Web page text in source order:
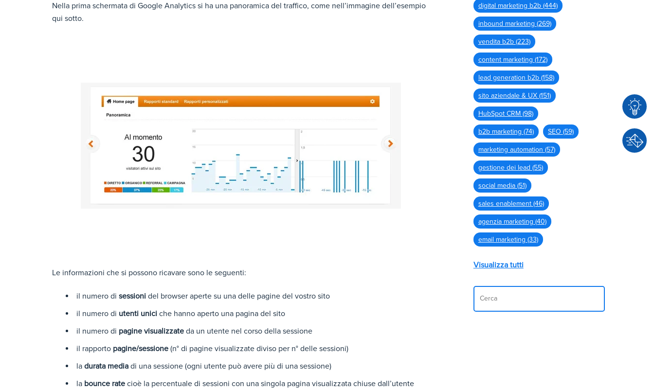
C
o
Nella prima schermata di Google Analytics si ha una panoramica del traffico, come nell’immagine dell’esempio
qui sotto.
Le informazioni che si possono ricavare sono le seguenti:
il numero di sessioni del browser aperte su una delle pagine del vostro sito
il numero di utenti unici che hanno aperto una pagina del sito
il numero di pagine visualizzate da un utente nel corso della sessione
il rapporto pagine/sessione (n° di pagine visualizzate diviso per n° delle sessioni)
la durata media di una sessione (ogni utente può avere più di una sessione)
la bounce rate cioè la percentuale di sessioni con una singola pagina visualizzata chiuse dall’utente
digital marketing b2b (444)
inbound marketing (269)
vendita b2b (223)
content marketing (172)
lead generation b2b (158)
sito aziendale & UX (151)
HubSpot CRM (98)
b2b marketing (74) SEO (59)
marketing automation (57)
gestione dei lead (55)
social media (51)
sales enablement (46)
agenzia marketing (40)
email marketing (33)
Visualizza tutti